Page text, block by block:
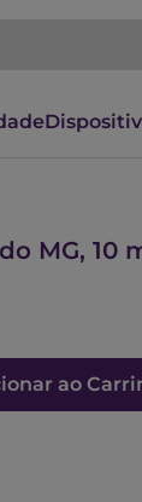
MG, 10
ao